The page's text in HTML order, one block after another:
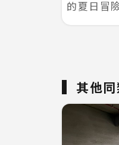
的夏日冒
其他